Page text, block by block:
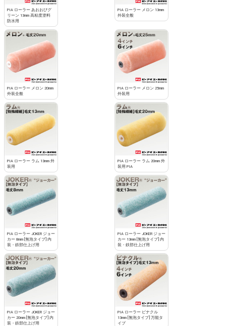
PIA ローラー あおおびグ
リーン 13mm 高粘度塗料
防水用
PIA ローラー メロン 13mm
外装全般
PIA ローラー メロン 20mm
外装全般
PIA ローラー メロン 25mm
外装用
PIA ローラー ラム 13mm 外
装用
PIA ローラー ラム 20mm 外
装用 PIA
PIA ローラー JOKER ジョー
カー 8mm [無泡タイプ] 内
装・鉄部仕上げ用
PIA ローラー JOKER ジョー
カー 13mm [無泡タイプ] 内
装・鉄部仕上げ用
PIA ローラー JOKER ジョー
カー 20mm [無泡タイプ] 内
装・鉄部仕上げ用
PIA ローラー ピナクル
13mm [無泡タイプ] 万能タ
イプ